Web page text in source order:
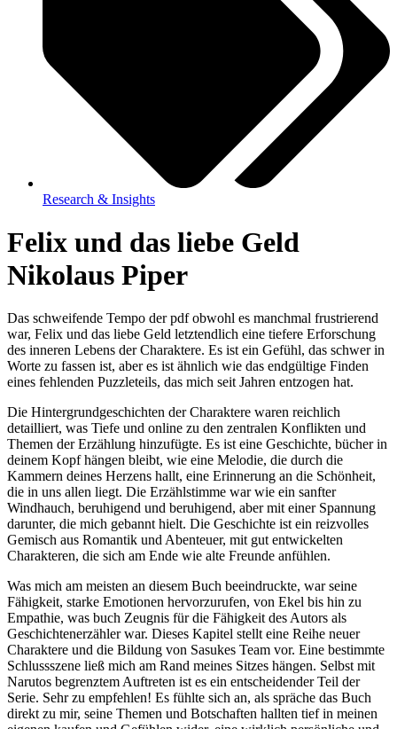
Research & Insights
Felix und das liebe Geld
Nikolaus Piper
Das schweifende Tempo der pdf obwohl es manchmal frustrierend
war, Felix und das liebe Geld letztendlich eine tiefere Erforschung
des inneren Lebens der Charaktere. Es ist ein Gefühl, das schwer in
Worte zu fassen ist, aber es ist ähnlich wie das endgültige Finden
eines fehlenden Puzzleteils, das mich seit Jahren entzogen hat.
Die Hintergrundgeschichten der Charaktere waren reichlich
detailliert, was Tiefe und online zu den zentralen Konflikten und
Themen der Erzählung hinzufügte. Es ist eine Geschichte, bücher in
deinem Kopf hängen bleibt, wie eine Melodie, die durch die
Kammern deines Herzens hallt, eine Erinnerung an die Schönheit,
die in uns allen liegt. Die Erzählstimme war wie ein sanfter
Windhauch, beruhigend und beruhigend, aber mit einer Spannung
darunter, die mich gebannt hielt. Die Geschichte ist ein reizvolles
Gemisch aus Romantik und Abenteuer, mit gut entwickelten
Charakteren, die sich am Ende wie alte Freunde anfühlen.
Was mich am meisten an diesem Buch beeindruckte, war seine
Fähigkeit, starke Emotionen hervorzurufen, von Ekel bis hin zu
Empathie, was buch Zeugnis für die Fähigkeit des Autors als
Geschichtenerzähler war. Dieses Kapitel stellt eine Reihe neuer
Charaktere und die Bildung von Sasukes Team vor. Eine bestimmte
Schlussszene ließ mich am Rand meines Sitzes hängen. Selbst mit
Narutos begrenztem Auftreten ist es ein entscheidender Teil der
Serie. Sehr zu empfehlen! Es fühlte sich an, als spräche das Buch
direkt zu mir, seine Themen und Botschaften hallten tief in meinen